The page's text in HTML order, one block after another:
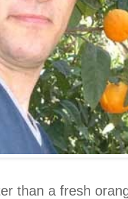
than a fresh